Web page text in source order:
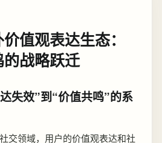
值观表达生态：
战略跃迁
失效”到“价值共鸣”的系
交领域，用户的价值观表达和社